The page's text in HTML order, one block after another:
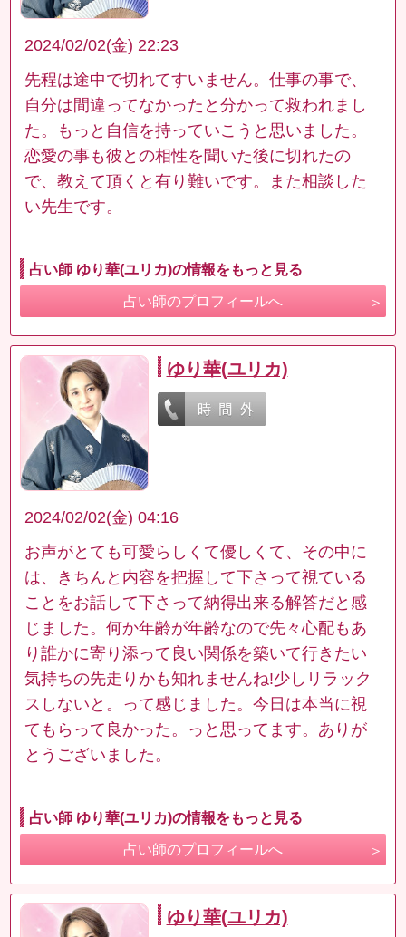
2024/02/02(金) 22:23
先程は途中で切れてすいません。仕事の事で、
自分は間違ってなかったと分かって救われまし
た。もっと自信を持っていこうと思いました。
恋愛の事も彼との相性を聞いた後に切れたの
で、教えて頂くと有り難いです。また相談した
い先生です。
占い師 ゆり華(ユリカ)の情報をもっと見る
占い師のプロフィールへ
ゆり華(ユリカ)
2024/02/02(金) 04:16
お声がとても可愛らしくて優しくて、その中に
は、きちんと内容を把握して下さって視ている
ことをお話して下さって納得出来る解答だと感
じました。何か年齢が年齢なので先々心配もあ
り誰かに寄り添って良い関係を築いて行きたい
気持ちの先走りかも知れませんね!少しリラック
スしないと。って感じました。今日は本当に視
てもらって良かった。っと思ってます。ありが
とうございました。
占い師 ゆり華(ユリカ)の情報をもっと見る
占い師のプロフィールへ
ゆり華(ユリカ)